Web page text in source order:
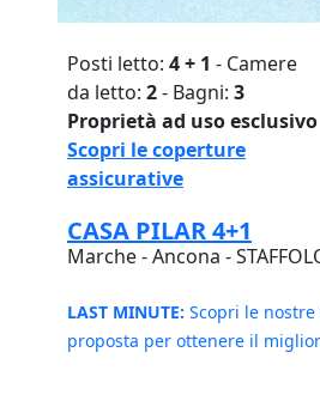
Posti letto: 4 + 1 - Camere
da letto: 2- Bagni: 3
Proprietà ad uso esclusivo
Scopri le coperture
assicurative
CASA PILAR 4+1
Marche - Ancona -
LAST MINUTE: Scopri le
proposta per ottenere il